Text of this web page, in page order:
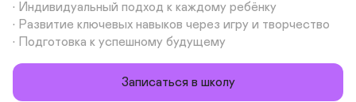
• Индивидуальный подход к каждому ребёнку
• Развитие ключевых навыков через игру и творчество
• Подготовка к успешному будущему
Записаться в школу